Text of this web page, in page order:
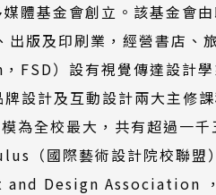
體基金會創立。該基金會
版及印刷業，經營書店、
FSD）設有視覺傳達設計
計及互動設計兩大主修課
為全校最大，共有超過一
（國際藝術設計院校聯
Design Association ，